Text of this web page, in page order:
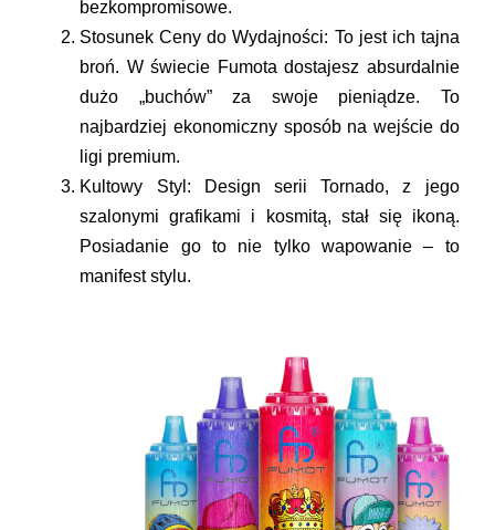
bezkompromisowe.
Stosunek Ceny do Wydajności: To jest ich tajna
broń. W świecie Fumota dostajesz absurdalnie
dużo „buchów” za swoje pieniądze. To
najbardziej ekonomiczny sposób na wejście do
ligi premium.
Kultowy Styl: Design serii Tornado, z jego
szalonymi grafikami i kosmitą, stał się ikoną.
Posiadanie go to nie tylko wapowanie – to
manifest stylu.